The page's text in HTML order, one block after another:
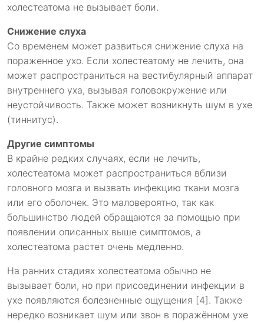
холестеатома не вызывает боли.
Снижение слуха
Со временем может развиться снижение слуха на
пораженное ухо. Если холестеатому не лечить, она
может распространиться на вестибулярный аппарат
внутреннего уха, вызывая головокружение или
неустойчивость. Также может возникнуть шум в ухе
(тиннитус).
Другие симптомы
В крайне редких случаях, если не лечить,
холестеатома может распространиться вблизи
головного мозга и вызвать инфекцию ткани мозга
или его оболочек. Это маловероятно, так как
большинство людей обращаются за помощью при
появлении описанных выше симптомов, а
холестеатома растет очень медленно.
На ранних стадиях холестеатома обычно не
вызывает боли, но при присоединении инфекции в
ухе появляются болезненные ощущения [4]. Также
нередко возникает шум или звон в поражённом ухе